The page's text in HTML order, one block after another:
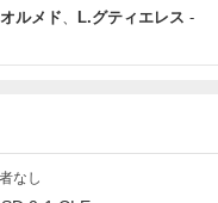
ルメド、 L.グティエレス -
なし